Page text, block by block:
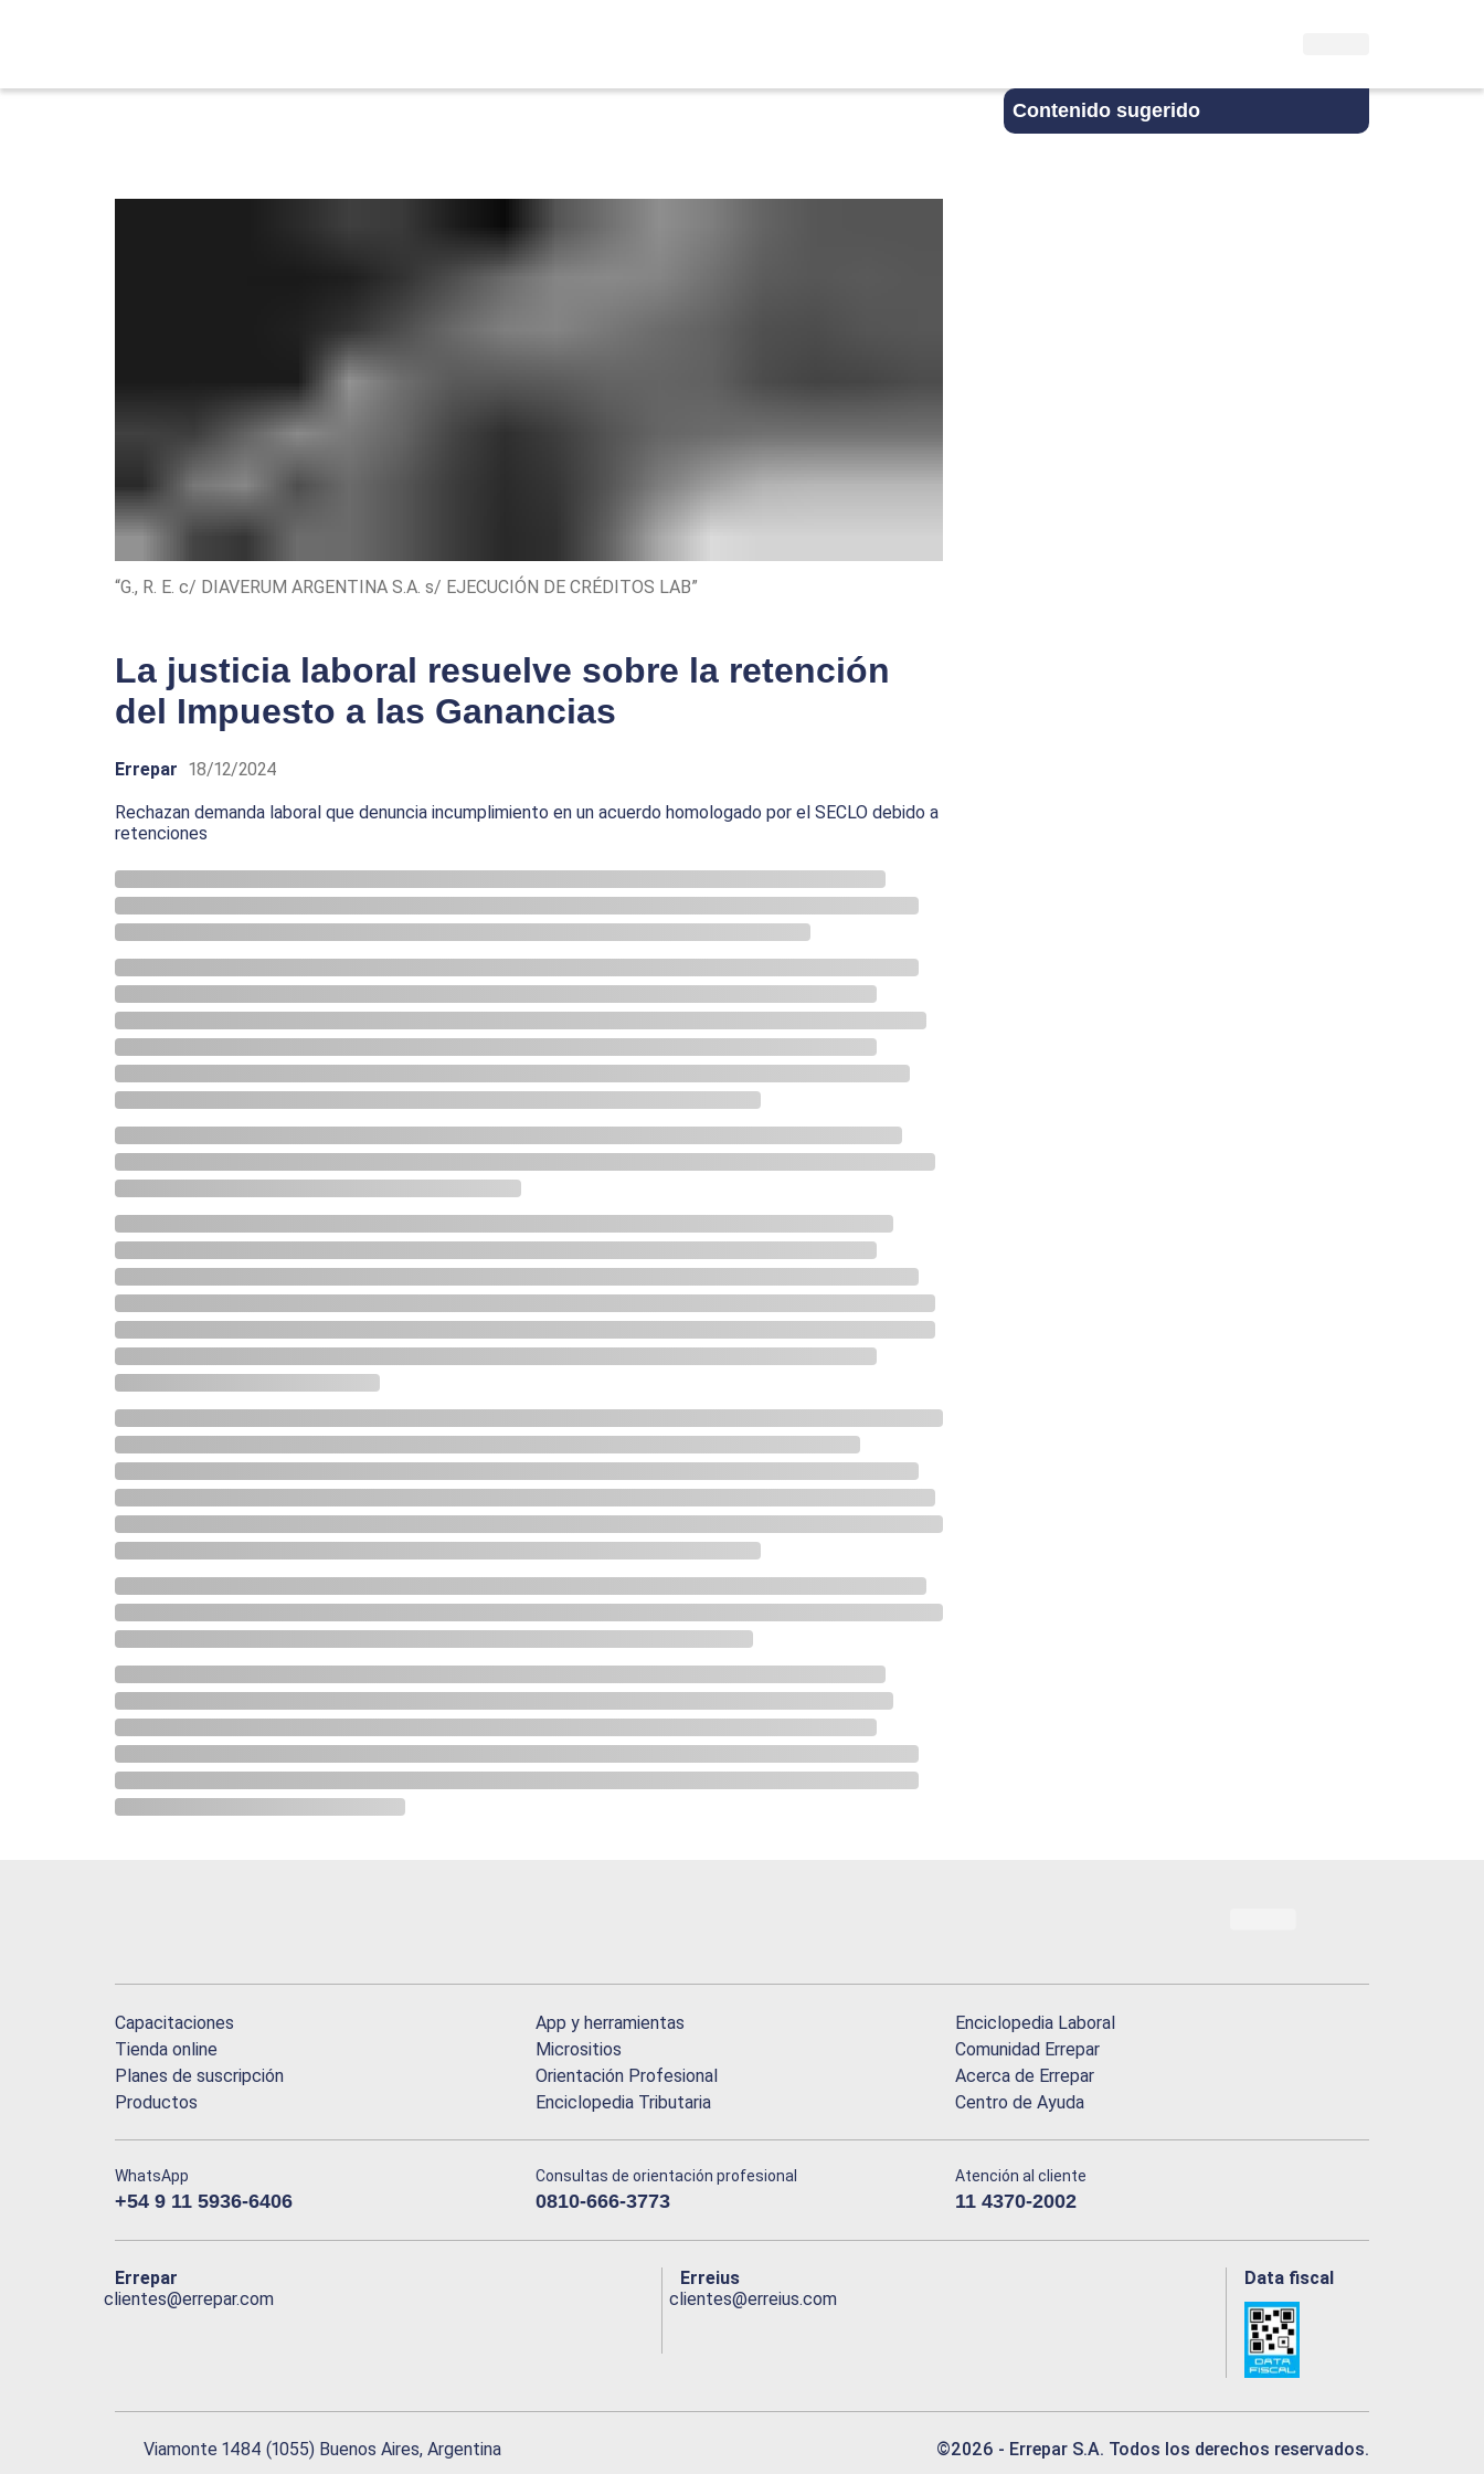
Contenido sugerido
“G., R. E. c/ DIAVERUM ARGENTINA S.A. s/ EJECUCIÓN DE CRÉDITOS LAB”
La justicia laboral resuelve sobre la retención
del Impuesto a las Ganancias
Errepar 18/12/2024
Rechazan demanda laboral que denuncia incumplimiento en un acuerdo homologado por el SECLO debido a
retenciones
Capacitaciones
Tienda online
Planes de suscripción
Productos
App y herramientas
Micrositios
Orientación Profesional
Enciclopedia Tributaria
Enciclopedia Laboral
Comunidad Errepar
Acerca de Errepar
Centro de Ayuda
WhatsApp
+54 9 11 5936-6406
Consultas de orientación profesional
0810-666-3773
Atención al cliente
11 4370-2002
Errepar
clientes@errepar.com
Erreius
clientes@erreius.com
Data fiscal
Viamonte 1484 (1055) Buenos Aires, Argentina ©2026 - Errepar S.A. Todos los derechos reservados.